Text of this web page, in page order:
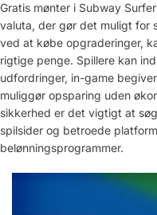
Gratis mønter i Subway
valuta, der gør det muligt for
ved at købe opgraderinger,
rigtige penge. Spillere kan
udfordringer, in-game
muliggør opsparing uden
sikkerhed er det vigtigt at
spilsider og betroede
belønningsprogrammer.